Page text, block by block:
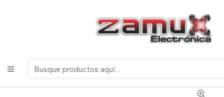
ELECTRONICOS, ROBOTICA & TECNOLOGIA
Semiconductores
Transistores
LM7812 REGULADOR DE VOLTAJE FIJO POSITIVO 12